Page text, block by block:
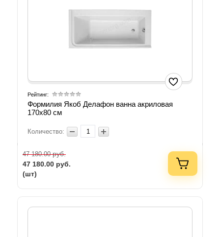
Рейтинг:
Формилия Якоб Делафон ванна акриловая
170x80 см
Количество:
47 180.00руб.
47 180.00 руб.
(шт)